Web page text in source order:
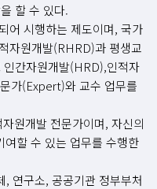
할 수 있다.
어 시행하는 제도이며, 국가
자원개발(RHRD)과 평생교
간자원개발(HRD),인적자
가(Expert)와 교수 업무를
원개발 전문가이며, 자신의
여할 수 있는 업무를 수행한
연구소, 공공기관 정부부처